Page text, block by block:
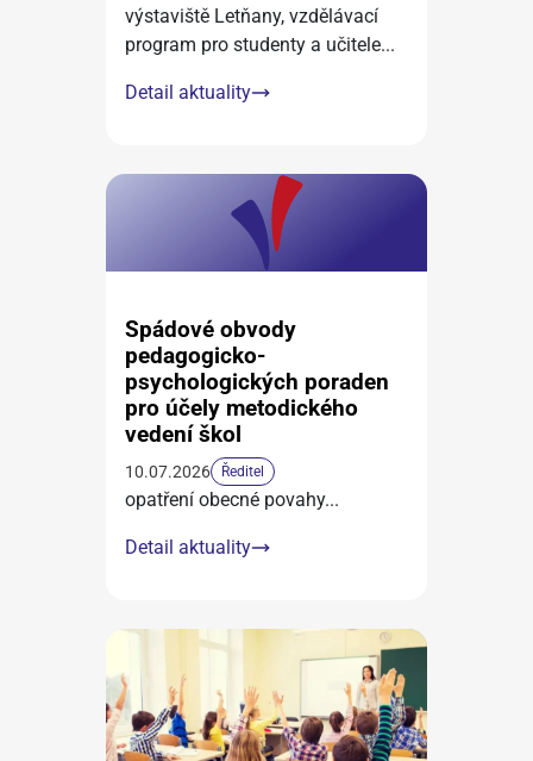
výstaviště Letňany, vzdělávací
program pro studenty a učitele...
Detail aktuality
Spádové obvody
pedagogicko-
psychologických poraden
pro účely metodického
vedení škol
10.07.2026 Ředitel
opatření obecné povahy...
Detail aktuality